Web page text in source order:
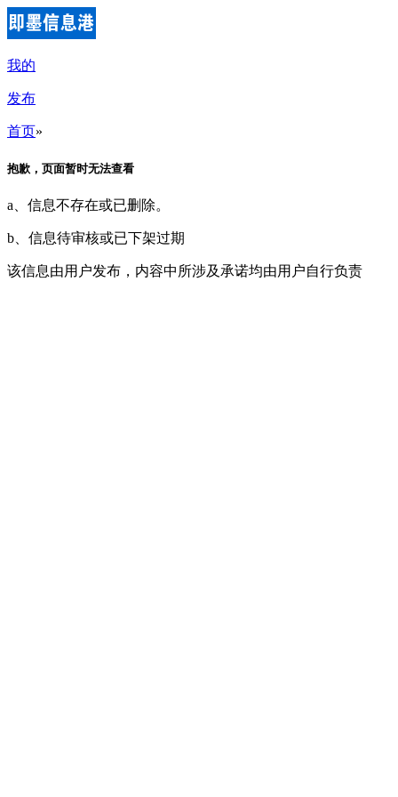
我的
发布
首页»
抱歉，页面暂时无法查看
a、信息不存在或已删除。
b、信息待审核或已下架过期
该信息由用户发布，内容中所涉及承诺均由用户自行负责